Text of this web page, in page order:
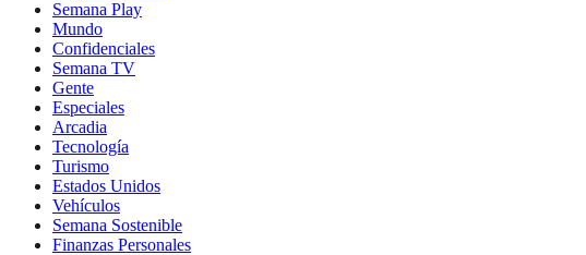
Semana Play
Mundo
Confidenciales
Semana TV
Gente
Especiales
Arcadia
Tecnología
Turismo
Estados Unidos
Vehículos
Semana Sostenible
Finanzas Personales